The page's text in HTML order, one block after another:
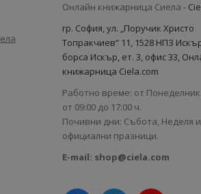
Онлайн книжарница Сиела -
гр. София, ул. „Поручик Христо
Топракчиев“ 11, 1528 НПЗ
борса Искър, ет. 3, офис 33,
книжарница Ciela.com
Работно време: от
от 09:00 до 17:00 ч.
Почивни дни: Събота, Неделя и
официални празници.
E-mail: shop@ciela.com